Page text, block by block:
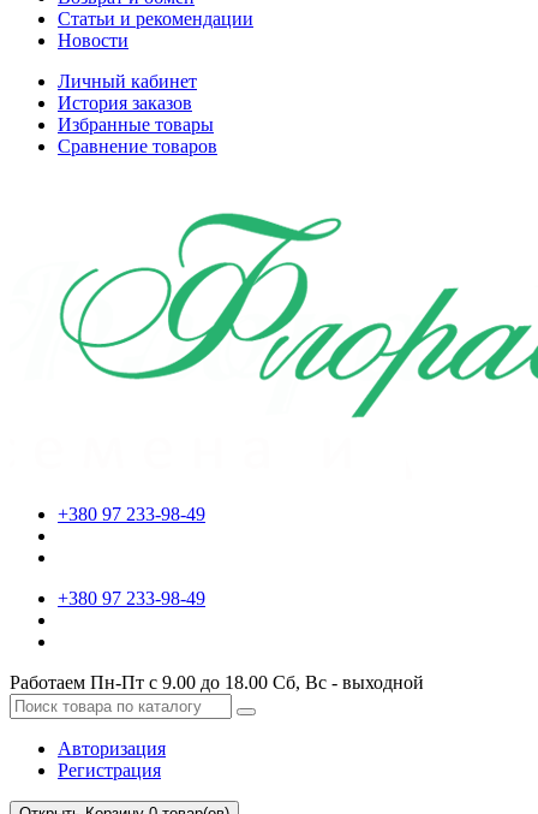
Статьи и рекомендации
Новости
Личный кабинет
История заказов
Избранные товары
Сравнение товаров
+380 97 233-98-49
+380 97 233-98-49
Работаем Пн-Пт с 9.00 до 18.00 Сб, Вс - выходной
Авторизация
Регистрация